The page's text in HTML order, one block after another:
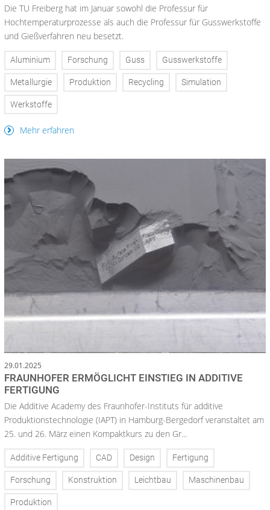
Die TU Freiberg hat im Januar sowohl die Professur für
Hochtemperaturprozesse als auch die Professur für Gusswerkstoffe
und Gießverfahren neu besetzt.
Aluminium Forschung Guss Gusswerkstoffe
Metallurgie Produktion Recycling Simulation
Werkstoffe
Mehr erfahren
29.01.2025
FRAUNHOFER ERMÖGLICHT EINSTIEG IN ADDITIVE
FERTIGUNG
Die Additive Academy des Fraunhofer-Instituts für additive
Produktionstechnologie (IAPT) in Hamburg-Bergedorf veranstaltet am
25. und 26. März einen Kompaktkurs zu den Gr...
Additive Fertigung CAD Design Fertigung
Forschung Konstruktion Leichtbau Maschinenbau
Produktion